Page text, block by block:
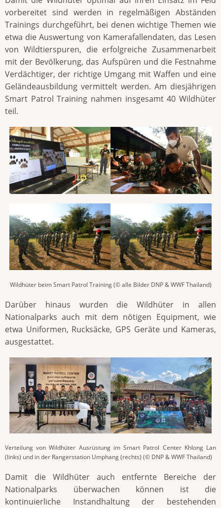
vorbereitet sind werden in regelmäßigen Abständen
Trainings durchgeführt, bei denen wichtige Themen wie
etwa die Auswertung von Kamerafallendaten, das Lesen
von Wildtierspuren, die erfolgreiche Zusammenarbeit
mit der Bevölkerung, das Aufspüren und die Festnahme
Verdächtiger, der richtige Umgang mit Waffen und eine
Geländeausbildung vermittelt werden. Am diesjährigen
Smart Patrol Training nahmen insgesamt 40 Wildhüter
teil.
Wildhüter beim Smart Patrol Training (© alle Bilder DNP & WWF Thailand)
Darüber hinaus wurden die Wildhüter in allen
Nationalparks auch mit dem nötigen Equipment, wie
etwa Uniformen, Rucksäcke, GPS Geräte und Kameras,
ausgestattet.
Verteilung von Wildhüter Ausrüstung im Smart Patrol Center Khlong Lan
(links) und in der Rangerstation Umphang (rechts) (© DNP & WWF Thailand)
Damit die Wildhüter auch entfernte Bereiche der
Nationalparks überwachen können ist die
kontinuierliche Instandhaltung der bestehenden